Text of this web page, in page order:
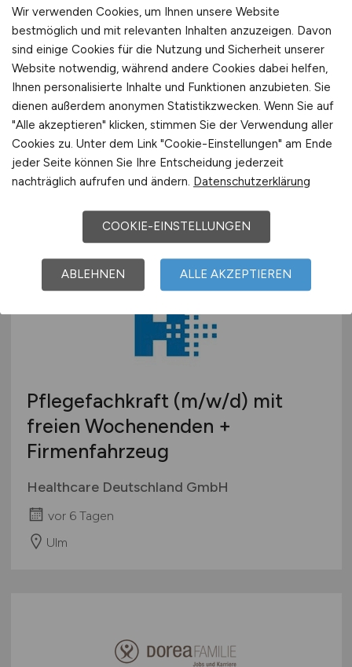
Pflegefachkraft(m/w/d)
Seniorenpflegeheim Reuth
vor 6 Tagen
Pflegefachkraft (m/w/d) mit
freien Wochenenden +
Firmenfahrzeug
Healthcare Deutschland GmbH
vor 6 Tagen
Ulm
Wir verwenden Cookies, um Ihnen unsere Website
bestmöglich und mit relevanten Inhalten anzuzeigen. Davon
sind einige Cookies für die Nutzung und Sicherheit unserer
Website notwendig, während andere Cookies dabei helfen,
Ihnen personalisierte Inhalte und Funktionen anzubieten. Sie
dienen außerdem anonymen Statistikzwecken. Wenn Sie auf
"Alle akzeptieren" klicken, stimmen Sie der Verwendung aller
Cookies zu. Unter dem Link "Cookie-Einstellungen" am Ende
jeder Seite können Sie Ihre Entscheidung jederzeit
nachträglich aufrufen und ändern. Datenschutzerklärung
COOKIE-EINSTELLUNGEN
ABLEHNEN ALLE AKZEPTIEREN